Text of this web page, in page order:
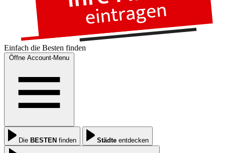
Einfach die Besten finden
Öffne Account-Menu
Die BESTEN finden Städte entdecken